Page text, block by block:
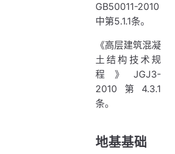
GB50011-2010
中第5.1.1条。
《高层建筑混凝
土结构技术规
程》JGJ3-
2010第4.3.1
条。
地基基础